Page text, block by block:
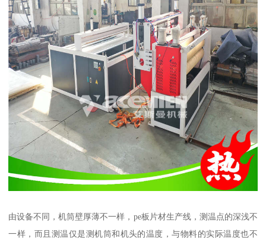
由设备不同，机筒壁厚薄不一样，pe板片材生产线，测温点的深浅不
一样，而且测温仅是测机筒和机头的温度，与物料的实际温度也不